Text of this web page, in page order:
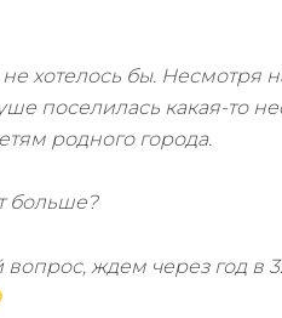
хотелось бы. Несмотря
поселилась какая-то
родного города.
больше?
ждем через год в